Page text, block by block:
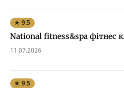
★ 9.5
National fitness&spa фітнес
11.07.2026
★ 9.5